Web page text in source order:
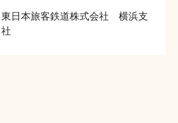
東日本旅客鉄道株式会社 横浜支
社